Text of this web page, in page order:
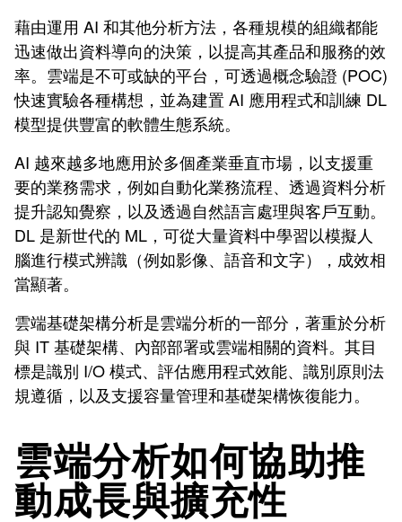
藉由運用 AI 和其他分析方法，各種規模的組織都能
迅速做出資料導向的決策，以提高其產品和服務的效
率。雲端是不可或缺的平台，可透過概念驗證 (POC)
快速實驗各種構想，並為建置 AI 應用程式和訓練 DL
模型提供豐富的軟體生態系統。
AI 越來越多地應用於多個產業垂直市場，以支援重
要的業務需求，例如自動化業務流程、透過資料分析
提升認知覺察，以及透過自然語言處理與客戶互動。
DL 是新世代的 ML，可從大量資料中學習以模擬人
腦進行模式辨識（例如影像、語音和文字），成效相
當顯著。
雲端基礎架構分析是雲端分析的一部分，著重於分析
與 IT 基礎架構、內部部署或雲端相關的資料。其目
標是識別 I/O 模式、評估應用程式效能、識別原則法
規遵循，以及支援容量管理和基礎架構恢復能力。
雲端分析如何協助推
動成長與擴充性